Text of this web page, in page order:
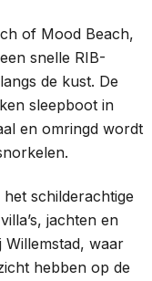
of Mood Beach,
snelle RIB-
de kust. De
sleepboot in
en omringd wordt
schilderachtige
jachten en
Willemstad, waar
hebben op de